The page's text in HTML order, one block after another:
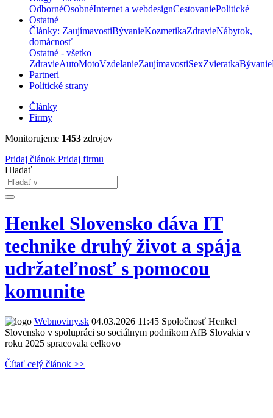
OdbornéOsobnéInternet a webdesignCestovaniePolitické
Ostatné
Články: ZaujímavostiBývanieKozmetikaZdravieNábytok,
domácnosť
Ostatné - všetko
ZdravieAutoMotoVzdelanieZaujímavostiSexZvieratkaBývanie
Partneri
Politické strany
Články
Firmy
Monitorujeme 1453 zdrojov
Pridaj článok Pridaj firmu
Hladať
Henkel Slovensko dáva IT
technike druhý život a spája
udržateľnosť s pomocou
komunite
Webnoviny.sk 04.03.2026 11:45 Spoločnosť Henkel
Slovensko v spolupráci so sociálnym podnikom AfB Slovakia v
roku 2025 spracovala celkovo
Čítať celý článok >>